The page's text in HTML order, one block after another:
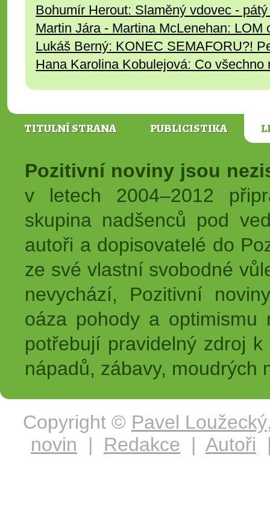
Bohumír Herout: Slaměný vdovec -
Martin Jára - Martina McLenehan: LOM
Lukáš Berný: KONEC SEMAFORU?!
Hana Karolina Kobulejová: Co všechno
TITULNÍ STRANA PUBLICISTIKA
Pozitivní noviny jsou
v letech 2004–2012
skupina nadšenců pod
autoři a dopisovatelé do
ze své vlastní svobodné
nevychází, Pozitivní
oáza pohody a
potřebují pravidelný zdroj
nápadů, zábavy, moudrých
Copyright © Pavel Loužecký
novin | Redakce | Autoři